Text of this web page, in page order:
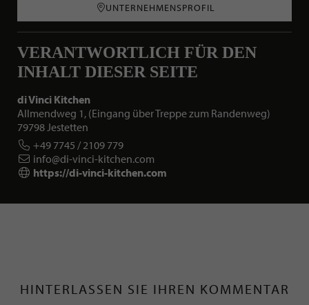
UNTERNEHMENSPROFIL
VERANTWORTLICH FÜR DEN
INHALT DIESER SEITE
di Vinci Kitchen
Allmendweg 1, (Eingang über Treppe zum Randenweg)
79798 Jestetten
+49 7745 / 2109 779
info@di-vinci-kitchen.com
https://di-vinci-kitchen.com
HINTERLASSEN SIE IHREN KOMMENTAR